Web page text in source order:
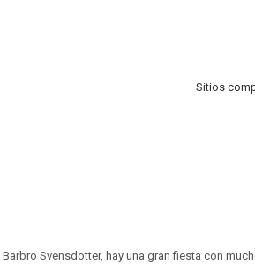
Sitios
Svensdotter, hay una gran fiesta con